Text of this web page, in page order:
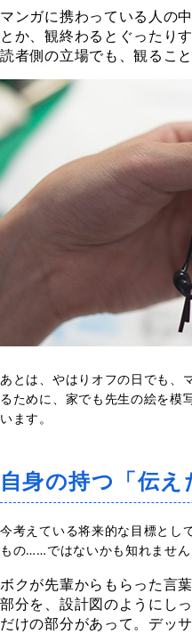
マンガに携わっている人の
とか、観終わるとぐったり
読者側の立場でも、観るこ
あとは、やはりオフの日でも、
るために、家でも先生の絵を模
います。
自身の持つ「伝
今考えている将来的な目標とし
もの……ではないかも知れませ
ボクが先輩からもらった言
部分を、設計図のようにし
だけの部分があって。デッ